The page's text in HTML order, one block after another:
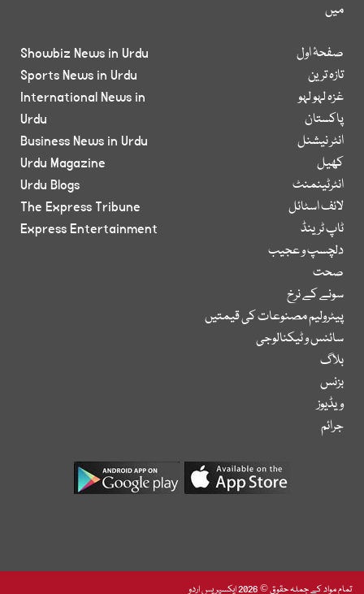
میں
صفحۂ اول
تازہ ترین
غزہ لہو لہو
پاکستان
انٹر نیشنل
کھیل
انٹرٹینمنٹ
لائف اسٹائل
ٹاپ ٹرینڈ
دلچسپ و عجیب
صحت
سونے کے نرخ
پیٹرولیم مصنوعات کی قیمتیں
سائنس و ٹیکنالوجی
بلاگ
بزنس
ویڈیوز
جرائم
Showbiz News in Urdu
Sports News in Urdu
International News in
Urdu
Business News in Urdu
Urdu Magazine
Urdu Blogs
The Express Tribune
Express Entertainment
تمام مواد کے جملہ حقوق © 2026 ایکسپریس اردو